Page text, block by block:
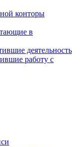
конторы
в
деятельность
работу с